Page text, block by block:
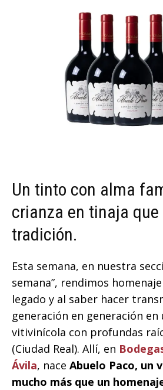
Un tinto con alma
crianza en tinaja que
tradición.
Esta semana, en nuestra
semana”, rendimos
legado y al saber hacer
generación en generación
vitivinícola con profundas
(Ciudad Real). Allí, en
Ávila, nace Abuelo Paco, un
mucho más que un